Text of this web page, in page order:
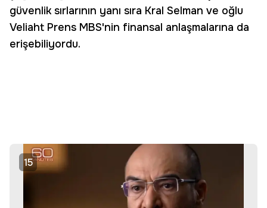
güvenlik sırlarının yanı sıra Kral Selman ve oğlu
Veliaht Prens MBS'nin finansal anlaşmalarına da
erişebiliyordu.
15